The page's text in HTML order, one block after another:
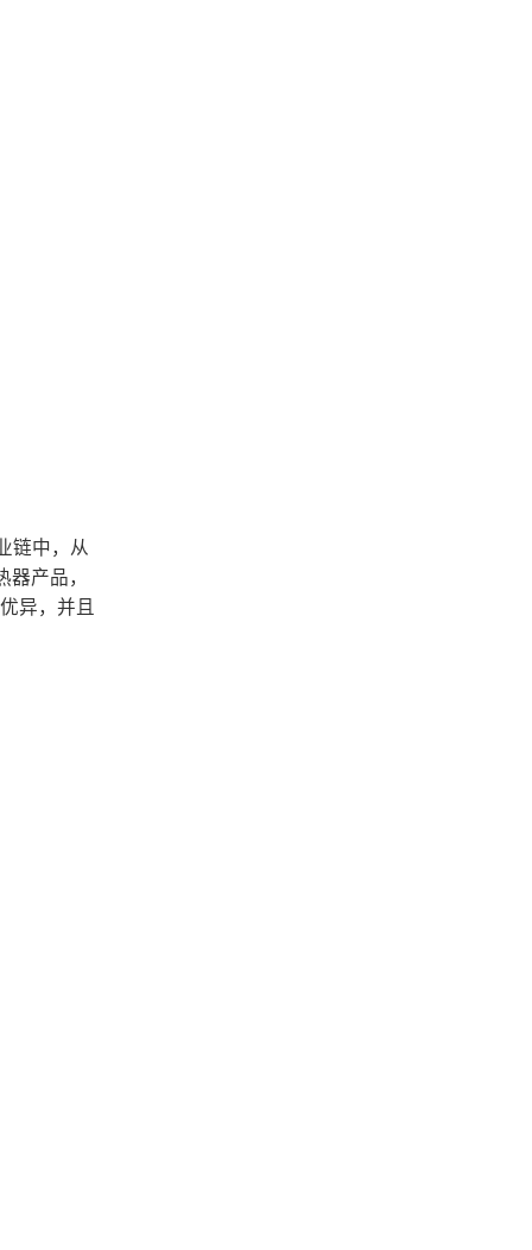
链中，从
产品，
异，并且